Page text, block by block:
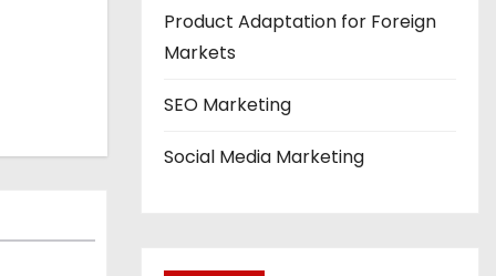
Product Adaptation for Foreign
Markets
SEO Marketing
Social Media Marketing